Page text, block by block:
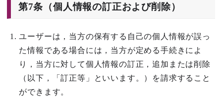
第7条（個人情報の訂正および削除）
ユーザーは，当方の保有する自己の個人情報が誤っ
た情報である場合には，当方が定める手続きによ
り，当方に対して個人情報の訂正，追加または削除
（以下，「訂正等」といいます。）を請求すること
ができます。